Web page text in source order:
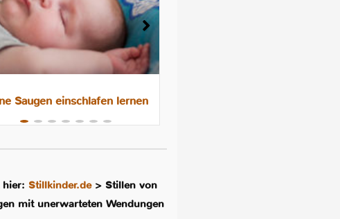
Saugen einschlafen lernen
hier:Stillkinder.de>Stillen von
mit unerwarteten Wendungen